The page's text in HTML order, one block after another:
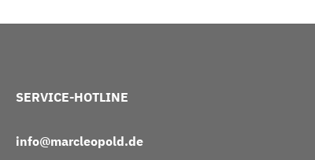
SERVICE-HOTLINE
info@marcleopold.de